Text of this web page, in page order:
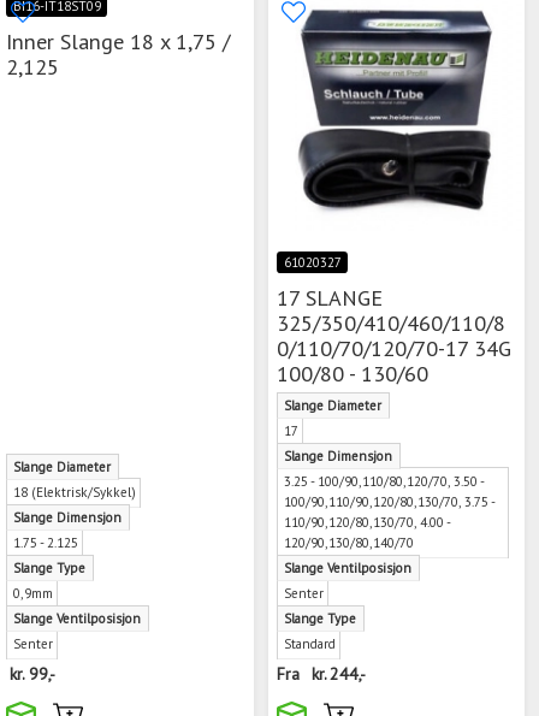
BI16-IT18ST09
Inner Slange 18 x 1,75 /
2,125
Slange Diameter
18 (Elektrisk/Sykkel)
Slange Dimensjon
1.75 - 2.125
Slange Type
0,9mm
Slange Ventilposisjon
Senter
kr.99,-
61020327
17 SLANGE
325/350/410/460/110/8
0/110/70/120/70-17 34G
100/80 - 130/60
Slange Diameter
17
Slange Dimensjon
3.25 - 100/90,110/80,120/70, 3.50 -
100/90,110/90,120/80,130/70, 3.75 -
110/90,120/80,130/70, 4.00 -
120/90,130/80,140/70
Slange Ventilposisjon
Senter
Slange Type
Standard
Fra kr.244,-